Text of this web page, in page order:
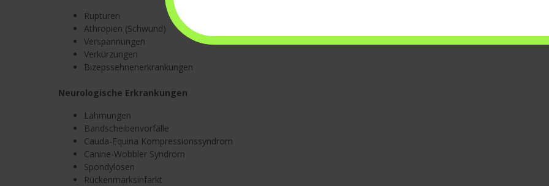
Rupturen
Athropien (Schwund)
Verspannungen
Verkürzungen
Bizepssehnenerkrankungen
Neurologische Erkrankungen
Lähmungen
Bandscheibenvorfälle
Cauda-Equina Kompressionssyndrom
Canine-Wobbler Syndrom
Spondylosen
Rückenmarksinfarkt